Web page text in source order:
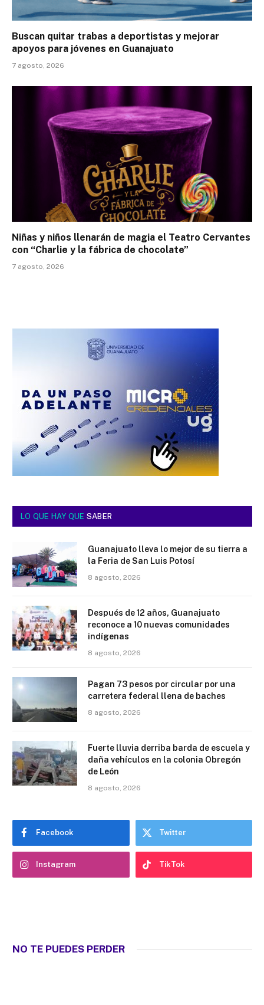
Buscan quitar trabas a deportistas y mejorar
apoyos para jóvenes en Guanajuato
7 agosto, 2026
Niñas y niños llenarán de magia el Teatro Cervantes
con “Charlie y la fábrica de chocolate”
7 agosto, 2026
LO QUE HAY QUE SABER
Guanajuato lleva lo mejor de su tierra a
la Feria de San Luis Potosí
8 agosto, 2026
Después de 12 años, Guanajuato
reconoce a 10 nuevas comunidades
indígenas
8 agosto, 2026
Pagan 73 pesos por circular por una
carretera federal llena de baches
8 agosto, 2026
Fuerte lluvia derriba barda de escuela y
daña vehículos en la colonia Obregón
de León
8 agosto, 2026
Facebook Twitter
Instagram TikTok
NO TE PUEDES PERDER